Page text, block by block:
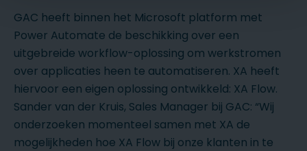
GAC heeft binnen het Microsoft platform met
Power Automate de beschikking over een
uitgebreide workflow-oplossing om werkstromen
over applicaties heen te automatiseren. XA heeft
hiervoor een eigen oplossing ontwikkeld: XA Flow.
Sander van der Kruis, Sales Manager bij GAC: “Wij
onderzoeken momenteel samen met XA de
mogelijkheden hoe XA Flow bij onze klanten in te